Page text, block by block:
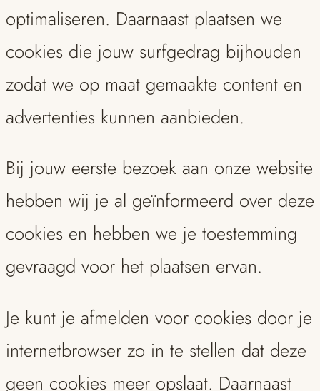
optimaliseren. Daarnaast plaatsen we
cookies die jouw surfgedrag bijhouden
zodat we op maat gemaakte content en
advertenties kunnen aanbieden.
Bij jouw eerste bezoek aan onze website
hebben wij je al geïnformeerd over deze
cookies en hebben we je toestemming
gevraagd voor het plaatsen ervan.
Je kunt je afmelden voor cookies door je
internetbrowser zo in te stellen dat deze
geen cookies meer opslaat. Daarnaast